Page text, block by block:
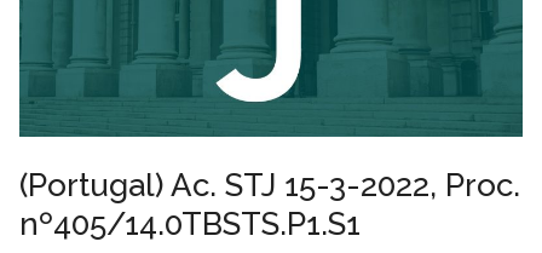
(Portugal) Ac. STJ 15-3-2022, Proc.
nº405/14.0TBSTS.P1.S1